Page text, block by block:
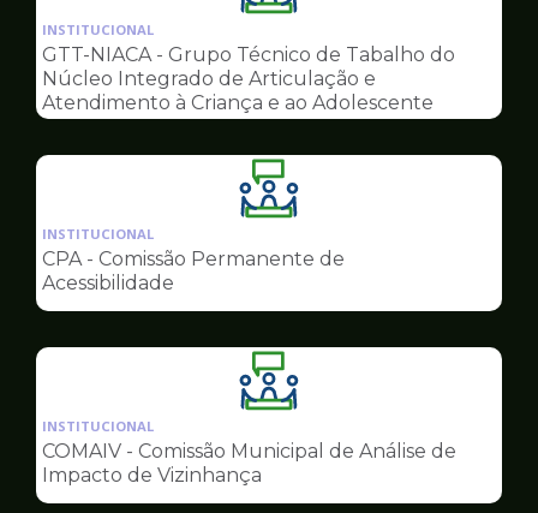
da
pagina
de
Conselhos
INSTITUCIONAL
GTT-NIACA - Grupo Técnico de Tabalho do
Núcleo Integrado de Articulação e
Atendimento à Criança e ao Adolescente
Ilustração
da
pagina
Conselhos
INSTITUCIONAL
CPA - Comissão Permanente de
Acessibilidade
Ilustração
da
pagina
Conselhos
INSTITUCIONAL
COMAIV - Comissão Municipal de Análise de
Impacto de Vizinhança